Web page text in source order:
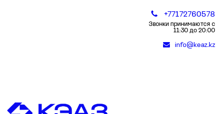
+77172760578
Звонки принимаются с
11:30 до 20:00
info@keaz.kz